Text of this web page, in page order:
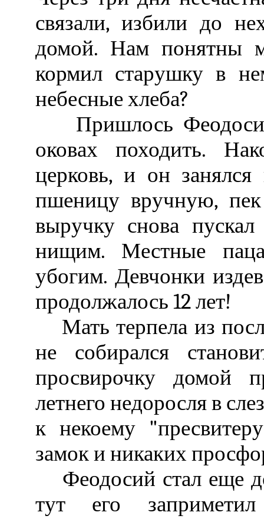
связали, избили до
домой. Нам понятны
кормил старушку в
небесные хлеба?
Пришлось
оковах походить.
церковь, и он
пшеницу вручную,
выручку снова
нищим. Местные
убогим. Девчонки
продолжалось 12 лет!
Мать терпела из
не собирался
просвирочку домой
летнего недоросля в
к некоему
замок и никаких
Феодосий стал еще
тут его заприметил